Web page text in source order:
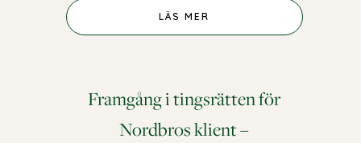
LÄS MER
Framgång i tingsrätten för
Nordbros klient –